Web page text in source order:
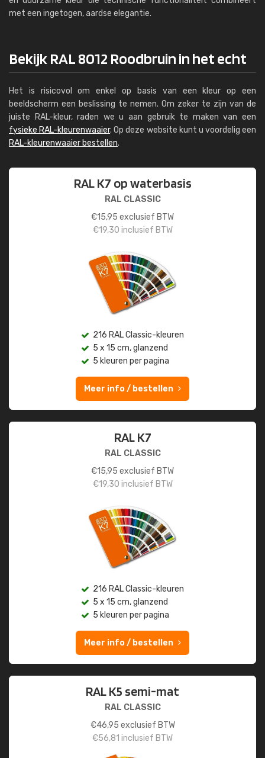
met een ingetogen, aardse elegantie.
Bekijk RAL 8012 Roodbruin in het echt
Het is risicovol om enkel op basis van een kleur op een
beeldscherm een beslissing te nemen. Om zeker te zijn van de
juiste RAL-kleur, raden we u aan gebruik te maken van een
fysieke RAL-kleurenwaaier. Op deze website kunt u voordelig een
RAL-kleurenwaaier bestellen.
RAL K7 op waterbasis
RAL CLASSIC
€15,95 exclusief BTW
€19,30 inclusief BTW
216 RAL Classic-kleuren
5 x 15 cm, glanzend
5 kleuren per pagina
Meer info / bestellen
RAL K7
RAL CLASSIC
€15,95 exclusief BTW
€19,30 inclusief BTW
216 RAL Classic-kleuren
5 x 15 cm, glanzend
5 kleuren per pagina
Meer info / bestellen
RAL K5 semi-mat
RAL CLASSIC
€46,95 exclusief BTW
€56,81 inclusief BTW